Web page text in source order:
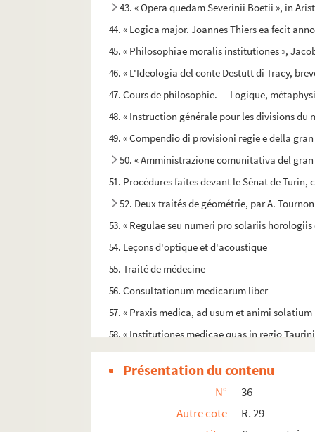
43. « Opera quedam Severinii Boetii », in
44. « Logica major. Joannes Thiers ea fecit
45. « Philosophiae moralis institutiones »,
46. « L'Ideologia del conte Destutt di Tracy,
47. Cours de philosophie. — Logique,
48. « Instruction générale pour les divisions
49. « Compendio di provisioni regie e della
50. « Amministrazione comunitativa del
51. Procédures faites devant le Sénat de
52. Deux traités de géométrie, par A. Tournon
53. « Regulae seu numeri pro solariis
54. Leçons d'optique et d'acoustique
55. Traité de médecine
56. Consultationum medicarum liber
57. « Praxis medica, ad usum et animi
58. « Institutiones medicae quas in regio
59. Historia et theoria febrium
60. Mélanges de médecine
61. Mélanges de matière médicale
62. « Cathalogus plantarum que in horto regio
Présentation du contenu
N°
36
Autre cote
R. 29